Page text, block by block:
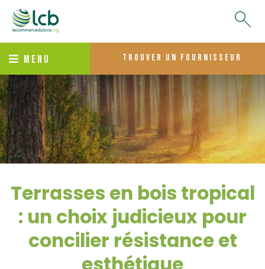
MENU trouver un fournisseur
Terrasses en bois tropical
: un choix judicieux pour
concilier résistance et